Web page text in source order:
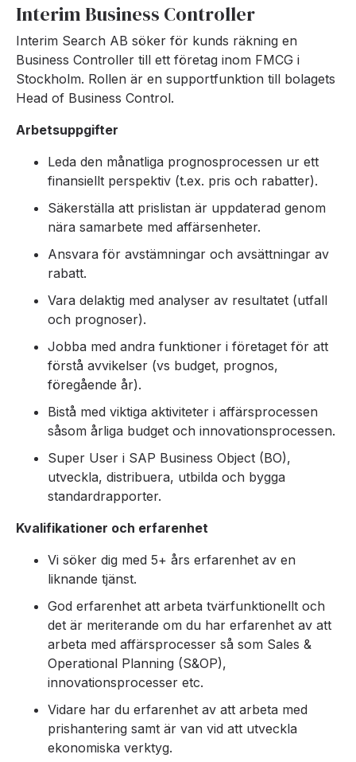
Interim Business Controller
Interim Search AB söker för kunds räkning en
Business Controller till ett företag inom FMCG i
Stockholm. Rollen är en supportfunktion till bolagets
Head of Business Control.
Arbetsuppgifter
Leda den månatliga prognosprocessen ur ett
finansiellt perspektiv (t.ex. pris och rabatter).
Säkerställa att prislistan är uppdaterad genom
nära samarbete med affärsenheter.
Ansvara för avstämningar och avsättningar av
rabatt.
Vara delaktig med analyser av resultatet (utfall
och prognoser).
Jobba med andra funktioner i företaget för att
förstå avvikelser (vs budget, prognos,
föregående år).
Bistå med viktiga aktiviteter i affärsprocessen
såsom årliga budget och innovationsprocessen.
Super User i SAP Business Object (BO),
utveckla, distribuera, utbilda och bygga
standardrapporter.
Kvalifikationer och erfarenhet
Vi söker dig med 5+ års erfarenhet av en
liknande tjänst.
God erfarenhet att arbeta tvärfunktionellt och
det är meriterande om du har erfarenhet av att
arbeta med affärsprocesser så som Sales &
Operational Planning (S&OP),
innovationsprocesser etc.
Vidare har du erfarenhet av att arbeta med
prishantering samt är van vid att utveckla
ekonomiska verktyg.